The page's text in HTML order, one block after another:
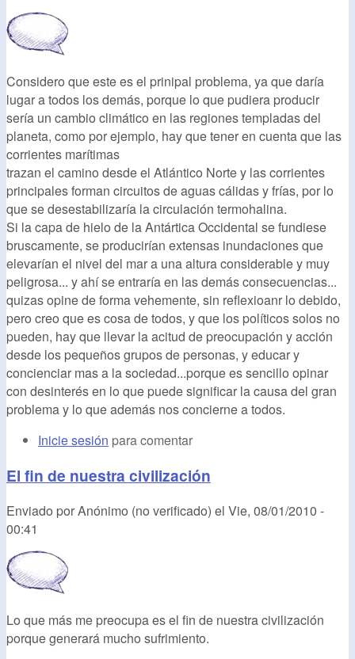
Considero que este es el prinipal problema, ya que daría
lugar a todos los demás, porque lo que pudiera producir
sería un cambio climático en las regiones templadas del
planeta, como por ejemplo, hay que tener en cuenta que las
corrientes marítimas
trazan el camino desde el Atlántico Norte y las corrientes
principales forman circuitos de aguas cálidas y frías, por lo
que se desestabilizaría la circulación termohalina.
Si la capa de hielo de la Antártica Occidental se fundiese
bruscamente, se producirían extensas inundaciones que
elevarían el nivel del mar a una altura considerable y muy
peligrosa... y ahí se entraría en las demás consecuencias...
quizas opine de forma vehemente, sin reflexioanr lo debido,
pero creo que es cosa de todos, y que los políticos solos no
pueden, hay que llevar la acitud de preocupación y acción
desde los pequeños grupos de personas, y educar y
concienciar mas a la sociedad...porque es sencillo opinar
con desinterés en lo que puede significar la causa del gran
problema y lo que además nos concierne a todos.
Inicie sesión para comentar
El fin de nuestra civilización
Enviado porAnónimo (no verificado) el Vie, 08/01/2010 -
00:41
Lo que más me preocupa es el fin de nuestra civilización
porque generará mucho sufrimiento.